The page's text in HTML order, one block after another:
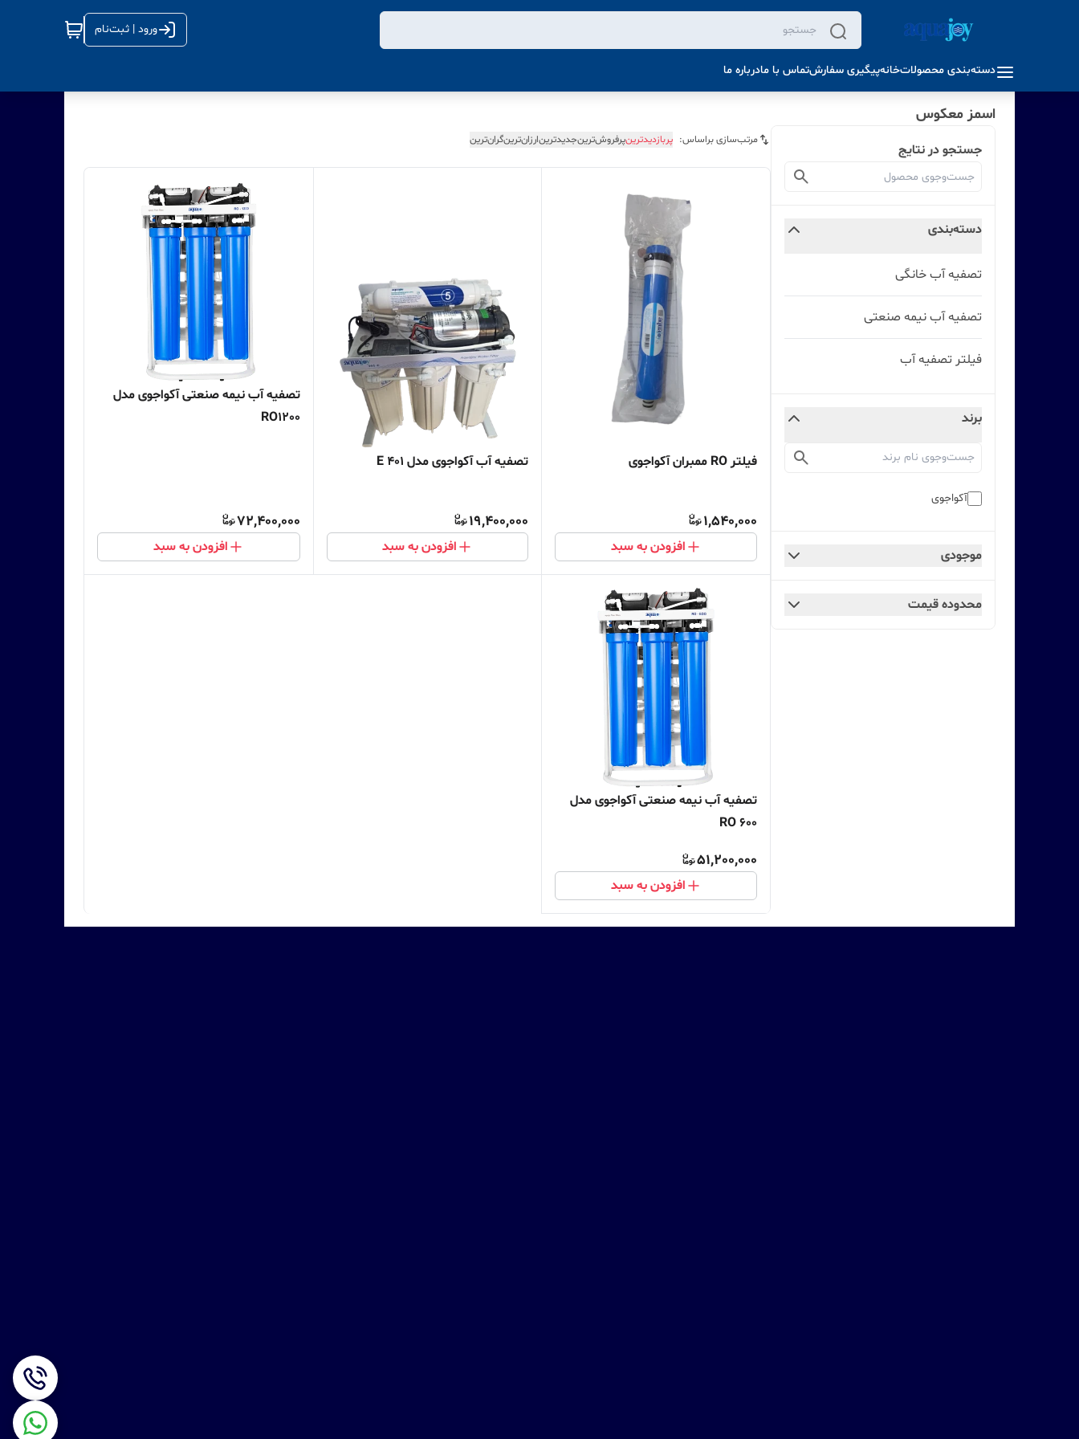
ورود | ثبت‌نام
دسته‌بندی محصولاتخانهپیگیری سفارشتماس با مادرباره ما
اسمز معکوس
جستجو در نتایج
دسته‌بندی
تصفیه آب خانگی
تصفیه آب نیمه صنعتی
فیلتر تصفیه آب
برند
آکواجوی
موجودی
محدوده قیمت
مرتب‌سازی براساس: پربازدیدترینپرفروش‌ترینجدیدترینارزان‌ترینگران‌ترین
فیلتر RO ممبران آکواجوی
1,540,000
افزودن به سبد
تصفیه آب آکواجوی مدل 401 E
19,400,000
افزودن به سبد
تصفیه آب نیمه صنعتی آکواجوی مدل
RO1200
72,400,000
افزودن به سبد
تصفیه آب نیمه صنعتی آکواجوی مدل
RO 600
51,200,000
افزودن به سبد